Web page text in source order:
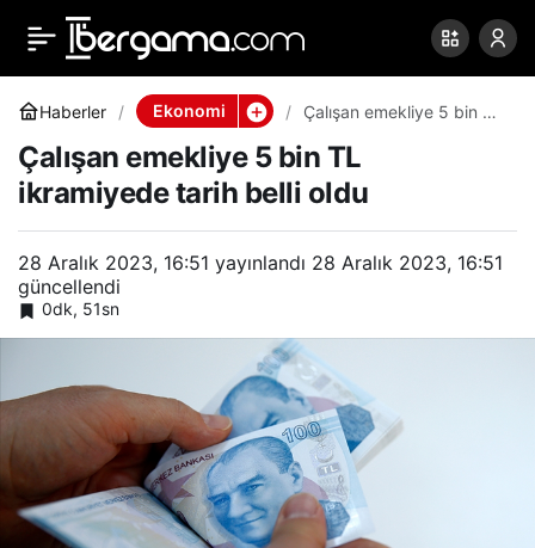
Haberler Ekonomi
Çalışan emekliye 5 bin TL
Çalışan emekliye 5 bin TL
ikramiyede tarih belli oldu
28 Aralık 2023, 16:51 yayınlandı 28 Aralık 2023, 16:51
güncellendi
0dk, 51sn
Çalışan emekliye 5 bin TL
ikramiyede tarih belli
oldu
0 Paylaş